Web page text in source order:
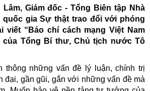
Lâm, Giám đốc - Tổng Biên tập Nhà
quốc gia Sự thật trao đổi với phóng
viết “Báo chí cách mạng Việt Nam
của Tổng Bí thư, Chủ tịch nước Tô
thông những vấn đề lý luận, chính trị
đại, gần gũi, gắn với những vấn đề mà